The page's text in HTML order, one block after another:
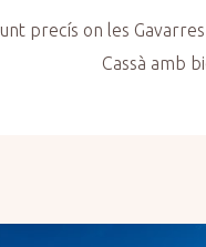
precís on les
Cassà amb